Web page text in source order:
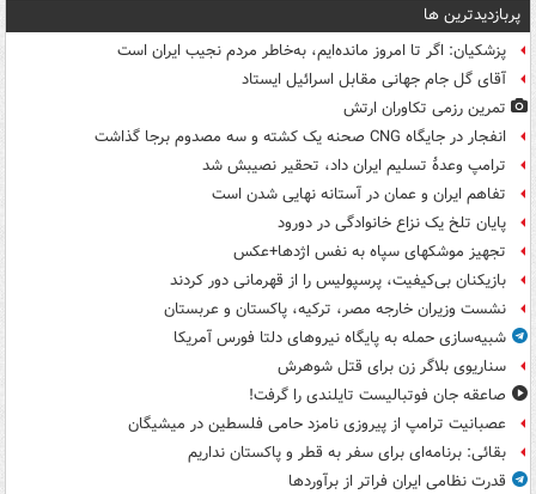
پربازدیدترین ها
پزشکیان: اگر تا امروز مانده‌ایم، به‌خاطر مردم نجیب ایران است
آقای گل جام جهانی مقابل اسرائیل ایستاد
تمرین رزمی تکاوران ارتش
انفجار در جایگاه CNG صحنه یک کشته و سه مصدوم برجا گذاشت
ترامپ وعدۀ تسلیم ایران داد، تحقیر نصیبش شد
تفاهم ایران و عمان در آستانه نهایی شدن است
پایان تلخ یک نزاع خانوادگی در دورود
تجهیز موشکهای سپاه به نفس اژدها+عکس
بازیکنان بی‌کیفیت، پرسپولیس را از قهرمانی دور کردند
نشست وزیران خارجه مصر، ترکیه، پاکستان و عربستان
شبیه‌سازی حمله به پایگاه نیروهای دلتا فورس آمریکا
سناریوی بلاگر زن برای قتل شوهرش
صاعقه جان فوتبالیست تایلندی را گرفت!
عصبانیت ترامپ از پیروزی نامزد حامی فلسطین در میشیگان
بقائی: برنامه‌ای برای سفر به قطر و پاکستان نداریم
قدرت نظامی ایران فراتر از برآوردها